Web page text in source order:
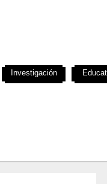
Investigación